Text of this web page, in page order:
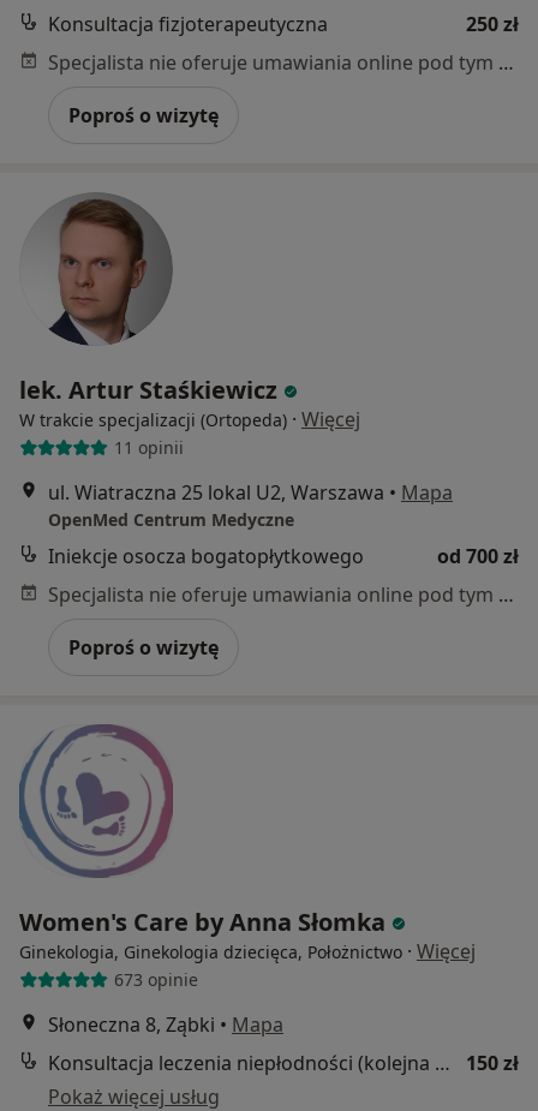
Konsultacja fizjoterapeutyczna
250 zł
Specjalista nie oferuje umawiania online pod tym adresem.
Poproś o wizytę
lek. Artur Staśkiewicz
W trakcie specjalizacji (Ortopeda) · Więcej
11 opinii
ul. Wiatraczna 25 lokal U2, Warszawa • Mapa
OpenMed Centrum Medyczne
Iniekcje osocza bogatopłytkowego
od 700 zł
Specjalista nie oferuje umawiania online pod tym adresem.
Poproś o wizytę
Women's Care by Anna Słomka
Ginekologia, Ginekologia dziecięca, Położnictwo · Więcej
673 opinie
Słoneczna 8, Ząbki • Mapa
Konsultacja leczenia niepłodności (kolejna wizyta)
150 zł
Pokaż więcej usług